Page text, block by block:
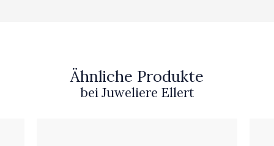
Ähnliche Produkte
bei Juweliere Ellert